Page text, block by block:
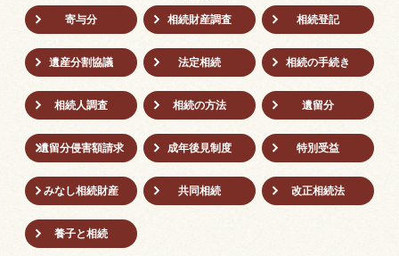
寄与分 相続財産調査 相続登記
遺産分割協議 法定相続 相続の⼿続き
相続人調査 相続の方法 遺留分
遺留分侵害額請求 成年後⾒制度 特別受益
みなし相続財産 共同相続 改正相続法
養子と相続